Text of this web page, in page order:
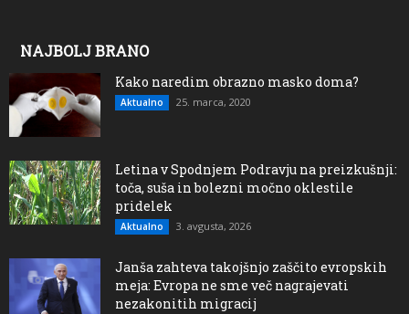
NAJBOLJ BRANO
Kako naredim obrazno masko doma?
Aktualno 25. marca, 2020
Letina v Spodnjem Podravju na preizkušnji:
toča, suša in bolezni močno oklestile
pridelek
Aktualno 3. avgusta, 2026
Janša zahteva takojšnjo zaščito evropskih
meja: Evropa ne sme več nagrajevati
nezakonitih migracij